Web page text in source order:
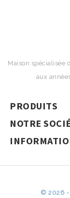
Maison spécialisée
aux
PRODUITS
NOTRE
© 2026 -